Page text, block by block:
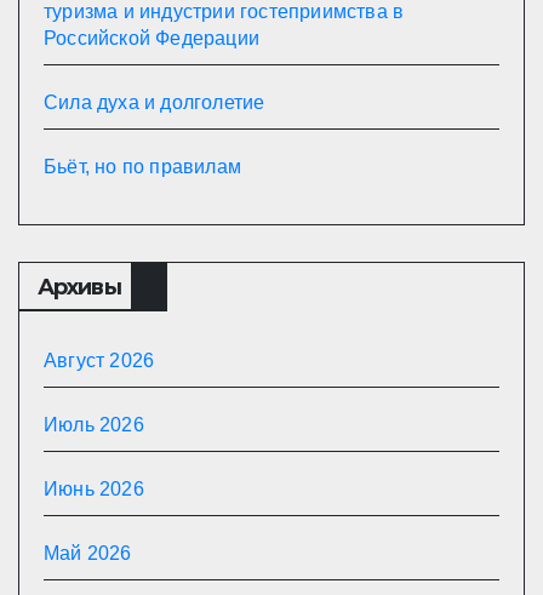
туризма и индустрии гостеприимства в
Российской Федерации
Сила духа и долголетие
Бьёт, но по правилам
Архивы
Август 2026
Июль 2026
Июнь 2026
Май 2026